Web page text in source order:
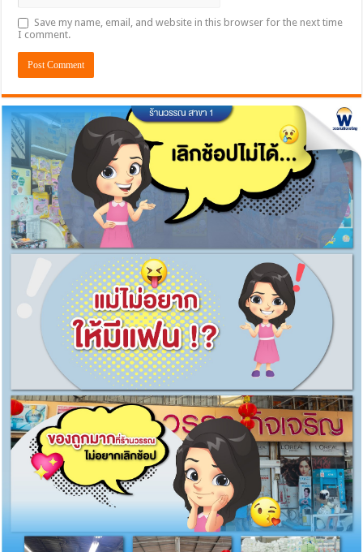
Save my name, email, and website in this browser for the next time
I comment.